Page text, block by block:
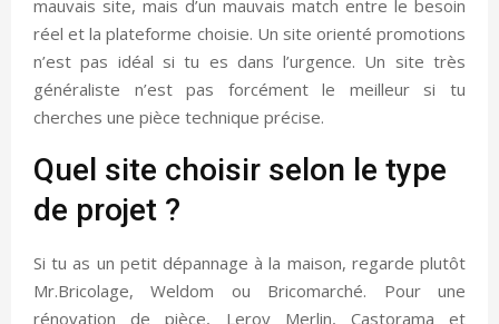
mauvais site, mais d’un mauvais match entre le besoin
réel et la plateforme choisie. Un site orienté promotions
n’est pas idéal si tu es dans l’urgence. Un site très
généraliste n’est pas forcément le meilleur si tu
cherches une pièce technique précise.
Quel site choisir selon le type
de projet ?
Si tu as un petit dépannage à la maison, regarde plutôt
Mr.Bricolage, Weldom ou Bricomarché. Pour une
rénovation de pièce, Leroy Merlin, Castorama et